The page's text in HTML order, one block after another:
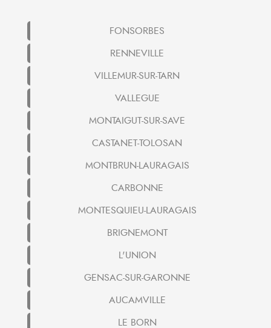
FONSORBES
RENNEVILLE
VILLEMUR-SUR-TARN
VALLEGUE
MONTAIGUT-SUR-SAVE
CASTANET-TOLOSAN
MONTBRUN-LAURAGAIS
CARBONNE
MONTESQUIEU-LAURAGAIS
BRIGNEMONT
L'UNION
GENSAC-SUR-GARONNE
AUCAMVILLE
LE BORN